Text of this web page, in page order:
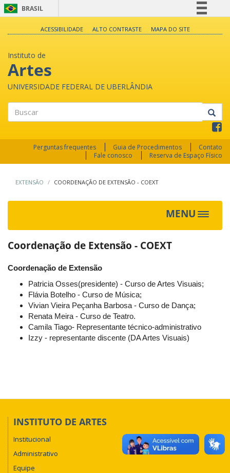
BRASIL
Legislação
Canais
ACESSIBILIDADE ALTO CONTRASTE MAPA DO SITE
Instituto de
Artes
UNIVERSIDADE FEDERAL DE UBERLÂNDIA
Perguntas frequentes Guia de Procedimentos
Contato
Fale conosco
Reserva de Espaço Físico
EXTENSÃO COORDENAÇÃO DE EXTENSÃO - COEXT
MENU
Toggle
Coordenação de Extensão - COEXT
Coordenação de Extensão
Patricia Osses(presidente) - Curso de Artes Visuais;
Flávia Botelho - Curso de Música;
Vivian Vieira Peçanha Barbosa - Curso de Dança;
Renata Meira - Curso de Teatro.
Camila Tiago- Representante técnico-administrativo
Izzy - representante discente (DA Artes Visuais)
INSTITUTO DE ARTES
Institucional
Administrativo
Equipe